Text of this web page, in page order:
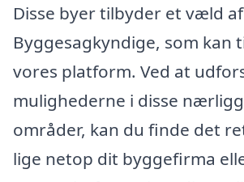
Disse byer tilbyder et væld
Byggesagkyndige, som kan
vores platform. Ved at
mulighederne i disse
områder, kan du finde det
lige netop dit byggefirma